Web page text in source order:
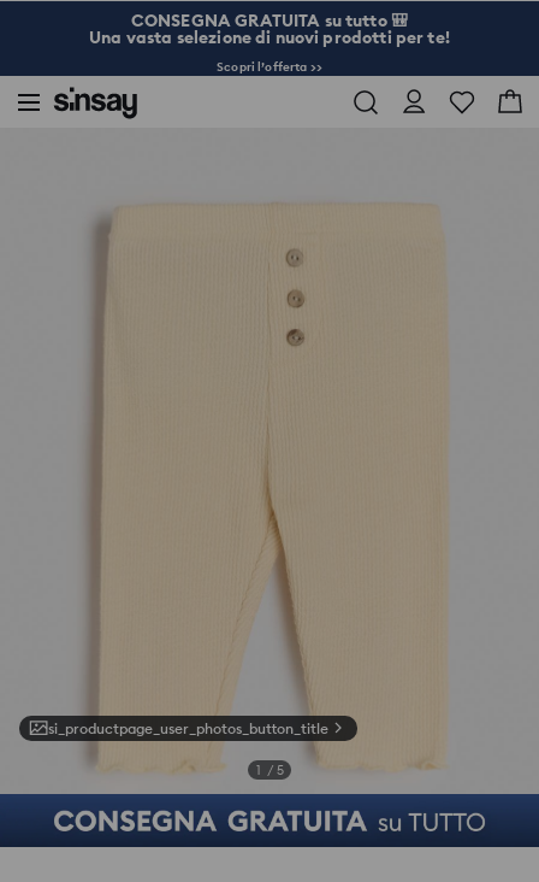
CONSEGNA GRATUITA su tutto 🎒
Una vasta selezione di nuovi prodotti per te!
Scopri l’offerta >>
si_productpage_user_photos_button_title
1 / 5